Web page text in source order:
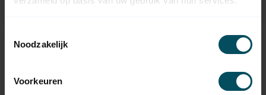
Noodzakelijk
Voorkeuren